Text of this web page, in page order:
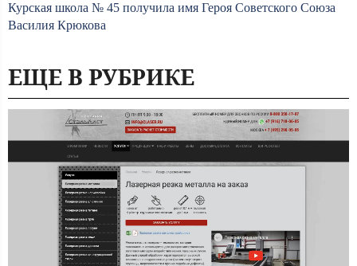
Курская школа № 45 получила имя Героя Советского Союза
Василия Крюкова
ЕЩЕ В РУБРИКЕ